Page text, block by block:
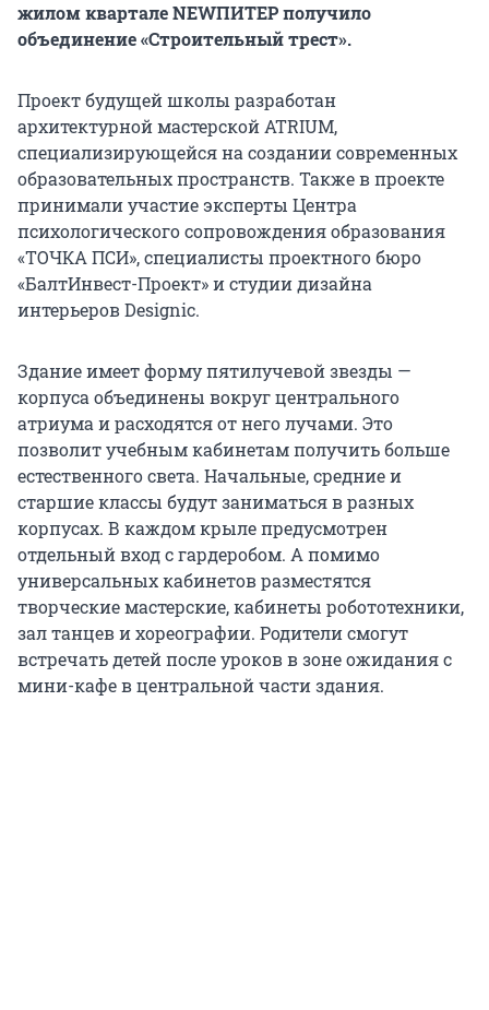
жилом кварталеNEWПИТЕР получило
объединение «Строительный трест».
Проект будущей школы разработан
архитектурной мастерской ATRIUM,
специализирующейся на создании современных
образовательных пространств. Также в проекте
принимали участие эксперты Центра
психологического сопровождения образования
«ТОЧКА ПСИ», специалисты проектного бюро
«БалтИнвест-Проект» и студии дизайна
интерьеров Designic.
Здание имеет форму пятилучевой звезды —
корпуса объединены вокруг центрального
атриума и расходятся от него лучами. Это
позволит учебным кабинетам получить больше
естественного света. Начальные, средние и
старшие классы будут заниматься в разных
корпусах. В каждом крыле предусмотрен
отдельный вход с гардеробом. А помимо
универсальных кабинетов разместятся
творческие мастерские, кабинеты робототехники,
зал танцев и хореографии. Родители смогут
встречать детей после уроков в зоне ожидания с
мини-кафе в центральной части здания.